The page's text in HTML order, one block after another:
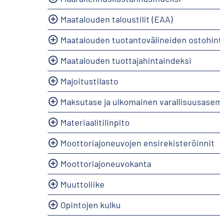
Maatalouden taloustilit (EAA)
Maatalouden tuotantovälineiden
Maatalouden tuottajahintaindeksi
Majoitustilasto
Maksutase ja ulkomainen
Materiaalitilinpito
Moottoriajoneuvojen ensirekisteröinnit
Moottoriajoneuvokanta
Muuttoliike
Opintojen kulku